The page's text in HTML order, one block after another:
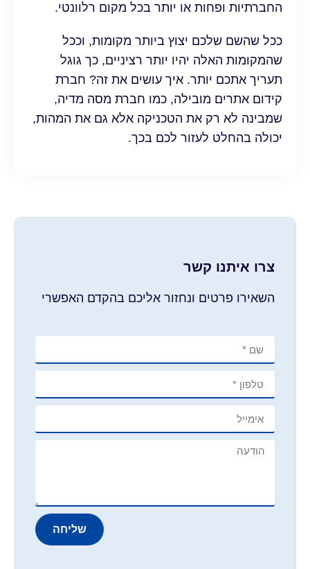
החברתיות ופחות או יותר בכל מקום רלוונטי.
ככל שהשם שלכם יצוץ ביותר מקומות, וככל
שהמקומות האלה יהיו יותר רציניים, כך גוגל
תעריך אתכם יותר. איך עושים את זה? חברת
קידום אתרים מובילה, כמו חברת מסה מדיה,
שמבינה לא רק את הטכניקה אלא גם את המהות,
יכולה בהחלט לעזור לכם בכך.
צרו איתנו קשר
השאירו פרטים ונחזור אליכם בהקדם האפשרי
שליחה